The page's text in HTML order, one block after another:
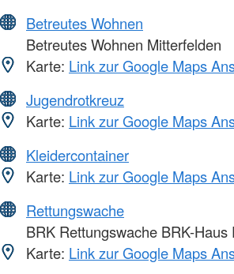
Betreutes Wohnen
Betreutes Wohnen Mitterfelden
Karte: Link zur Google Maps
Jugendrotkreuz
Karte: Link zur Google Maps
Kleidercontainer
Karte: Link zur Google Maps
Rettungswache
BRK Rettungswache BRK-Haus
Karte: Link zur Google Maps